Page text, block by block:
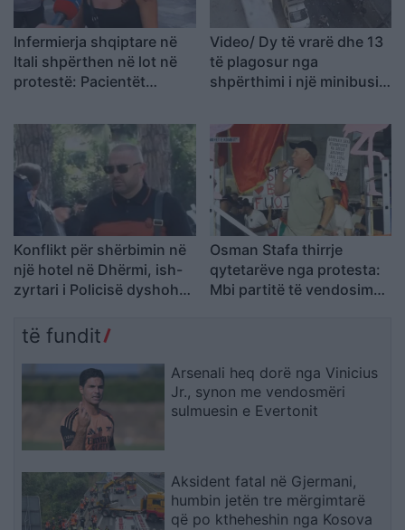
Infermierja shqiptare në
Itali shpërthen në lot në
protestë: Pacientët
kurim jashtë vendit
Video/ Dy të vrarë dhe 13
të plagosur nga
shpërthimi i një minibusi
Konflikt për shërbimin në
një hotel në Dhërmi, ish-
zyrtari i Policisë dyshohet
dhe administratorin
Osman Stafa thirrje
qytetarëve nga protesta:
Mbi partitë të vendosim
të fundit
Arsenali heq dorë nga Vinicius
Jr., synon me vendosmëri
sulmuesin e Evertonit
Aksident fatal në Gjermani,
humbin jetën tre mërgimtarë
që po ktheheshin nga Kosova